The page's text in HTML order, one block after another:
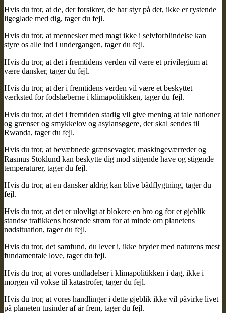
Hvis du tror, at de, der forsikrer, de har styr på det, ikke er rystende
ligeglade med dig, tager du fejl.
Hvis du tror, at mennesker med magt ikke i selvforblindelse kan
styre os alle ind i undergangen, tager du fejl.
Hvis du tror, at det i fremtidens verden vil være et privilegium at
være dansker, tager du fejl.
Hvis du tror, at der i fremtidens verden vil være et beskyttet
værksted for fodslæberne i klimapolitikken, tager du fejl.
Hvis du tror, at det i fremtiden stadig vil give mening at tale nationer
og grænser og smykkelov og asylansøgere, der skal sendes til
Rwanda, tager du fejl.
Hvis du tror, at bevæbnede grænsevagter, maskingeværreder og
Rasmus Stoklund kan beskytte dig mod stigende have og stigende
temperaturer, tager du fejl.
Hvis du tror, at en dansker aldrig kan blive bådflygtning, tager du
fejl.
Hvis du tror, at det er ulovligt at blokere en bro og for et øjeblik
standse trafikkens hostende strøm for at minde om planetens
nødsituation, tager du fejl.
Hvis du tror, det samfund, du lever i, ikke bryder med naturens mest
fundamentale love, tager du fejl.
Hvis du tror, at vores undladelser i klimapolitikken i dag, ikke i
morgen vil vokse til katastrofer, tager du fejl.
Hvis du tror, at vores handlinger i dette øjeblik ikke vil påvirke livet
på planeten tusinder af år frem, tager du fejl.